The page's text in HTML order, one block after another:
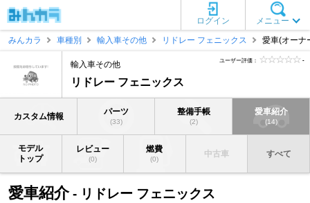
メニュー
ログイン
みんカラ
車種別 輸入車その他 リドレー フェニックス 愛車(オーナ
輸入車その他
リドレー フェニックス
ユーザー評価： -
カスタム情報 パーツ
(33)
整備手帳
(2)
愛車紹介
(14)
モデル
トップ
レビュー
(0)
燃費
(0)
中古車 すべて
愛車紹介- リドレー フェニックス